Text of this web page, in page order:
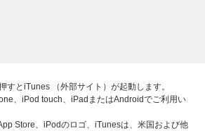
すとiTunes （外部サイト）が起動します。
、iPod touch、iPadまたはAndroidでご利用い
Store、iPodのロゴ、iTunesは、米国および他